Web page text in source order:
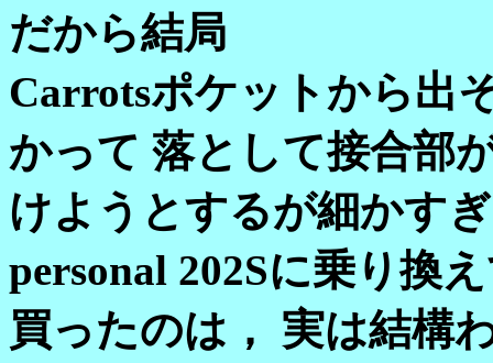
だから結局
Carrotsポケットから出
かって 落として接合部
けようとするが細かす
personal 202Sに乗り換
買ったのは， 実は結構